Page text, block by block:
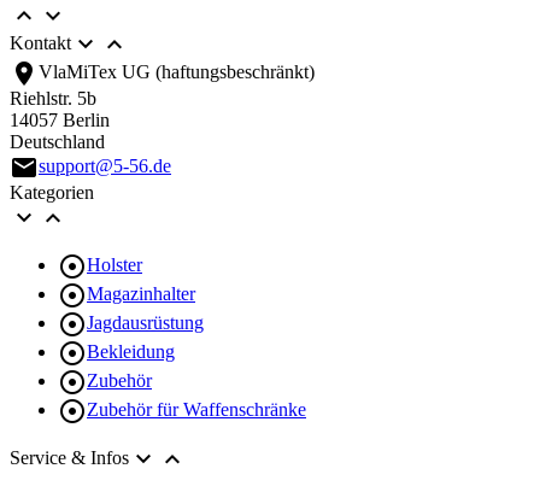
 
Kontakt 
location_on VlaMiTex UG (haftungsbeschränkt)
Riehlstr. 5b
14057 Berlin
Deutschland
emailsupport@5-56.de
Kategorien
 
Holster
Magazinhalter
Jagdausrüstung
Bekleidung
Zubehör
Zubehör für Waffenschränke
Service & Infos  